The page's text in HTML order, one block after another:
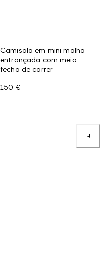
Camisola em mini malha
entrançada com meio
fecho de correr
150 €